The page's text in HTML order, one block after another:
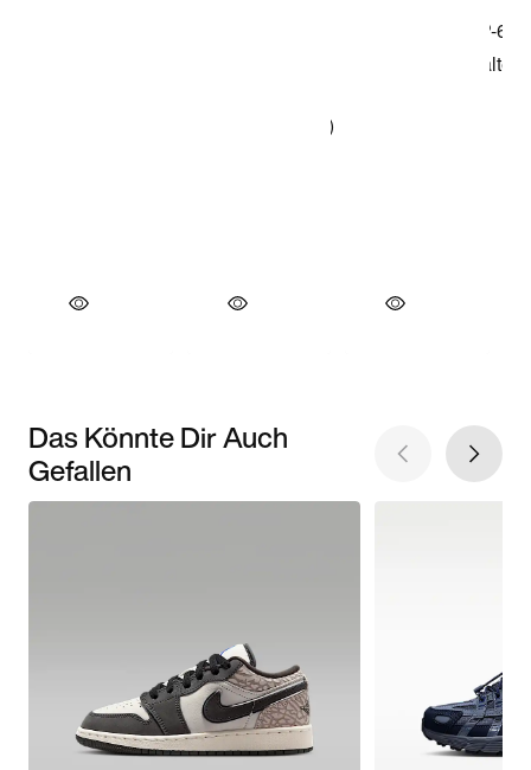
Das Könnte Dir Auch
Gefallen